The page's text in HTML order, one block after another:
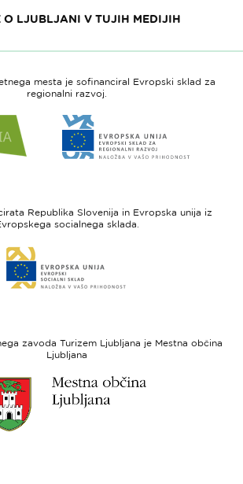
O LJUBLJANI V TUJIH MEDIJIH
mesta je sofinanciral Evropski sklad za
regionalni razvoj.
do
spletne
-
regionalni
Republika Slovenija in Evropska unija iz
socialnega sklada.
do
spletne
sklad
zavoda Turizem Ljubljana je Mestna občina
Ljubljana